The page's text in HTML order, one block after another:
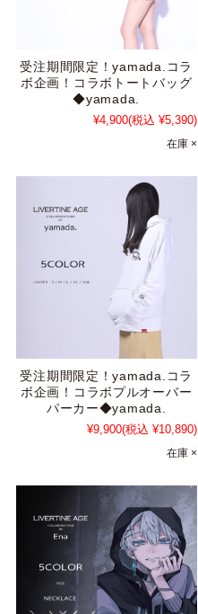
受注期間限定！yamada.コラ
ボ企画！コラボトートバッグ
◆yamada.
¥4,900(税込 ¥5,390)
在庫 ×
受注期間限定！yamada.コラ
ボ企画！コラボプルオーバー
パーカー◆yamada.
¥9,900(税込 ¥10,890)
在庫 ×